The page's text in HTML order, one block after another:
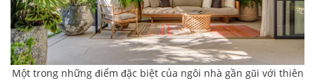
Một trong những điểm đặc biệt của ngôi nhà gần gũi với thiên